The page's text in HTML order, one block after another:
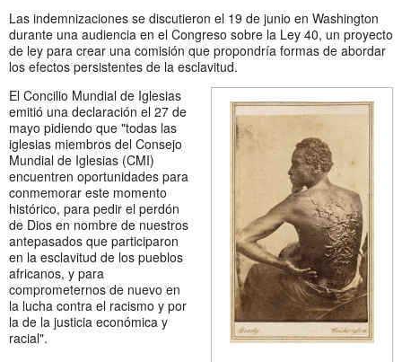
Las indemnizaciones se discutieron el 19 de junio en Washington
durante una audiencia en el Congreso sobre la Ley 40, un proyecto
de ley para crear una comisión que propondría formas de abordar
los efectos persistentes de la esclavitud.
El Concilio Mundial de Iglesias
emitió una declaración el 27 de
mayo pidiendo que "todas las
iglesias miembros del Consejo
Mundial de Iglesias (CMI)
encuentren oportunidades para
conmemorar este momento
histórico, para pedir el perdón
de Dios en nombre de nuestros
antepasados que participaron
en la esclavitud de los pueblos
africanos, y para
comprometernos de nuevo en
la lucha contra el racismo y por
la de la justicia económica y
racial".